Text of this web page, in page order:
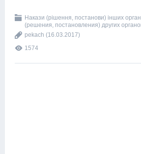
Накази (рішення, постанови) інших
(решения, постановления) других
pekach (16.03.2017)
1574